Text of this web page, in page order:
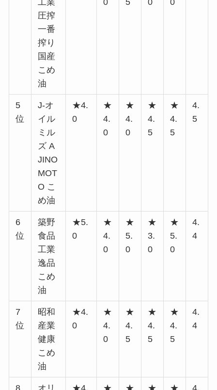
圧搾
一番
搾り
国産
こめ
油
5
位
J-オ
イル
ミル
ズ A
JINO
MOT
O こ
め油
★4.
0
★
4.
0
★
4.
0
★
4.
5
★
4.
5
4.
5
6
位
築野
食品
工業
逸品
こめ
油
★5.
0
★
4.
0
★
5.
0
★
3.
0
★
5.
0
4.
4
7
位
昭和
産業
健康
こめ
油
★4.
0
★
4.
0
★
4.
5
★
4.
5
★
4.
5
4.
4
8
オリ
★4.
★
★
★
★
4.